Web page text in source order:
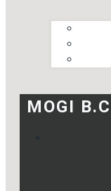
MOGI